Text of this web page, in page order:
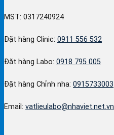
MST: 0317240924
Đặt hàng Clinic: 0911 556 532
Đặt hàng Labo: 0918 795 005
Đặt hàng Chỉnh nha: 0915733003
Email: vatlieulabo@nhaviet.net.vn